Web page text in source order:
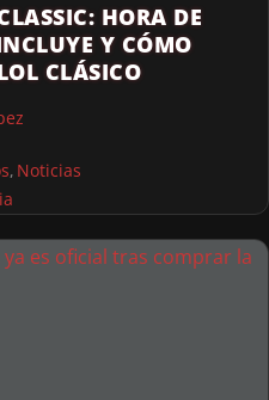
HORA DE
Y CÓMO
CLÁSICO
, Noticias